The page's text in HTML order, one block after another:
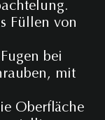
Füllen von
bei
mit
Oberfläche